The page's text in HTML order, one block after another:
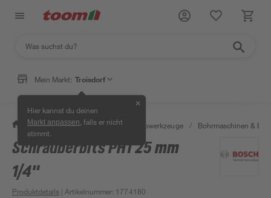
Mein Markt: Troisdorf
Hier kannst du deinen
Markt anpassen , falls er nicht
stimmt.
✕
/ Werkstatt & Maschinen / Elektrowerkzeuge / Bohrmaschinen &
Schrauberbits PH1 25 mm
1/4"
Produktdetails | Artikelnummer: 1774180